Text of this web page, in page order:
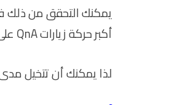
أكبر حركة زيارات QnA على الويب بالكامل.
لذا يمكنك أن تتخيل